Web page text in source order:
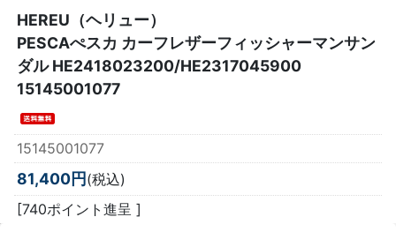
HEREU（ヘリュー）
PESCAぺスカ カーフレザーフィッシャーマンサン
ダル HE2418023200/HE2317045900
15145001077
15145001077
81,400円(税込)
[740ポイント進呈 ]